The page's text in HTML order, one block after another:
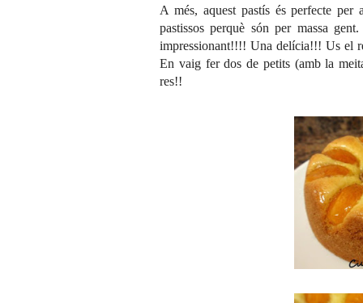
A més, aquest pastís és perfecte
pastissos perquè són per massa
impressionant!!!! Una delícia!!! Us el
En vaig fer dos de petits (amb la
res!!